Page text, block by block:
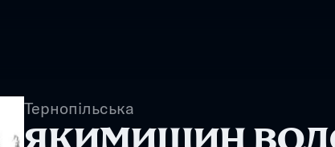
Тернопільська